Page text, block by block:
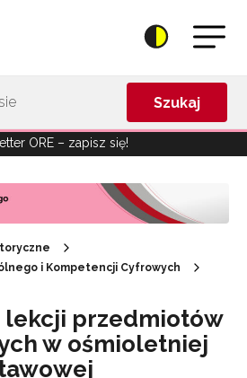
Szukaj
ORE – zapisz się!
i Kompetencji Cyfrowych
lekcji przedmiotów
w ośmioletniej